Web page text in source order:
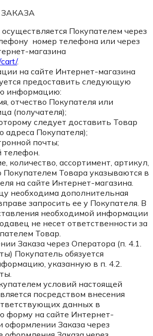
осуществляется Покупателем через
номер телефона или через
магазина
.
на сайте Интернет-магазина
предоставить следующую
информацию:
отчество Покупателя или
(получателя);
следует доставить Товар
адреса Покупателя);
почты;
телефон.
количество, ассортимент, артикул,
Покупателем Товара указываются в
на сайте Интернет-магазина.
необходима дополнительная
запросить ее у Покупателя. В
необходимой информации
не несет ответственности за
Товар.
Заказа через Оператора (п. 4.1.
Покупатель обязуется
указанную в п. 4.2.
условий настоящей
посредством внесения
данных в
форму на сайте Интернет-
оформлении Заказа через